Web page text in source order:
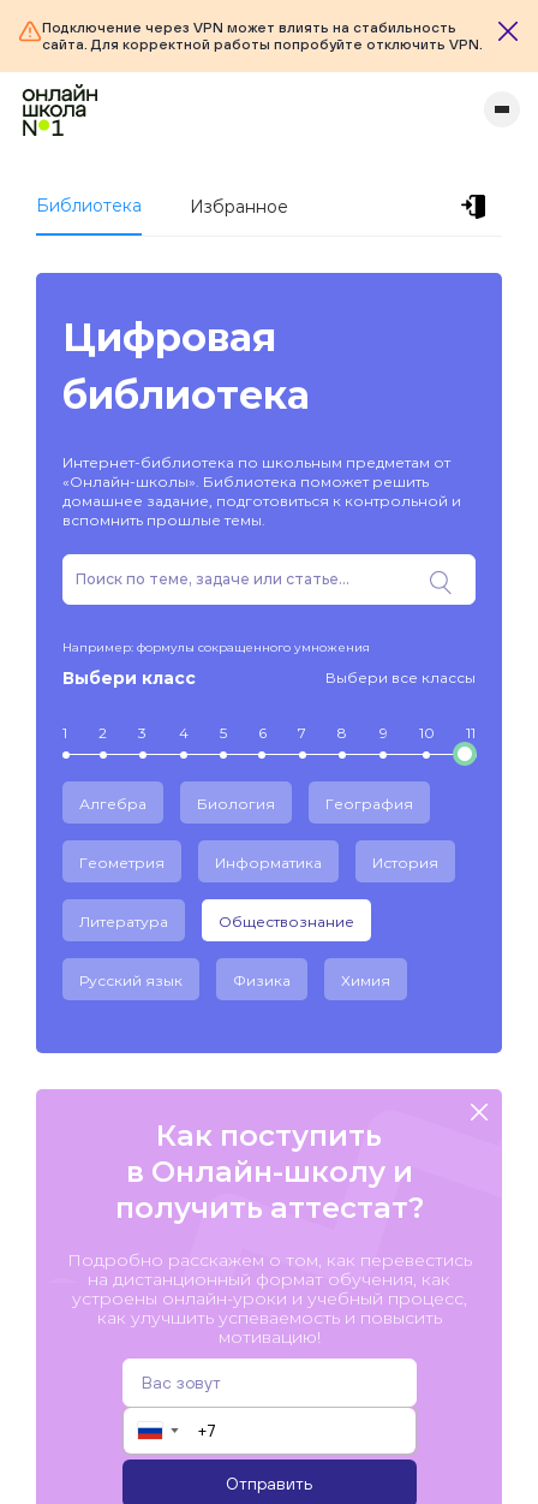
Подключение через VPN может влиять на стабильность
сайта. Для корректной работы попробуйте отключить VPN.
Библиотека Избранное
Цифровая
библиотека
Интернет-библиотека по школьным предметам от
«Онлайн-школы». Библиотека поможет решить
домашнее задание, подготовиться к контрольной и
вспомнить прошлые темы.
Например: формулы сокращенного умножения
Выбери класс Выбери все классы
1 2 3 4 5 6 7 8 9 10 11
Алгебра Биология География
Геометрия Информатика История
Литература Обществознание
Русский язык Физика Химия
Как поступить
в Онлайн-школу и
получить аттестат?
Подробно расскажем о том, как перевестись
на дистанционный формат обучения, как
устроены онлайн-уроки и учебный процесс,
как улучшить успеваемость и повысить
мотивацию!
▼
Отправить